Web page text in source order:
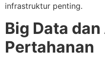
infrastruktur penting.
Big Data
Pertahanan